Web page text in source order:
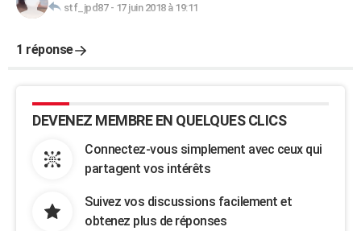
stf_jpd87- 17 juin 2018 à 19:11
1 réponse
DEVENEZ MEMBRE EN QUELQUES CLICS
Connectez-vous simplement avec ceux qui
partagent vos intérêts
Suivez vos discussions facilement et
obtenez plus de réponses